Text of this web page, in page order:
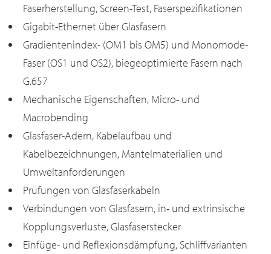
Faserherstellung, Screen-Test, Faserspezifikationen
Gigabit-Ethernet über Glasfasern
Gradientenindex- (OM1 bis OM5) und Monomode-
Faser (OS1 und OS2), biegeoptimierte Fasern nach
G.657
Mechanische Eigenschaften, Micro- und
Macrobending
Glasfaser-Adern, Kabelaufbau und
Kabelbezeichnungen, Mantelmaterialien und
Umweltanforderungen
Prüfungen von Glasfaserkabeln
Verbindungen von Glasfasern, in- und extrinsische
Kopplungsverluste, Glasfaserstecker
Einfüge- und Reflexionsdämpfung, Schliffvarianten